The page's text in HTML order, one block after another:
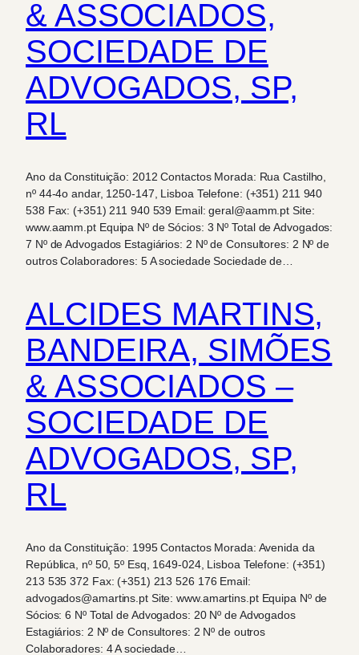
& ASSOCIADOS,
SOCIEDADE DE
ADVOGADOS, SP,
RL
Ano da Constituição: 2012 Contactos Morada: Rua Castilho,
nº 44-4o andar, 1250-147, Lisboa Telefone: (+351) 211 940
538 Fax: (+351) 211 940 539 Email: geral@aamm.pt Site:
www.aamm.pt Equipa Nº de Sócios: 3 Nº Total de Advogados:
7 Nº de Advogados Estagiários: 2 Nº de Consultores: 2 Nº de
outros Colaboradores: 5 A sociedade Sociedade de…
ALCIDES MARTINS,
BANDEIRA, SIMÕES
& ASSOCIADOS –
SOCIEDADE DE
ADVOGADOS, SP,
RL
Ano da Constituição: 1995 Contactos Morada: Avenida da
República, nº 50, 5º Esq, 1649-024, Lisboa Telefone: (+351)
213 535 372 Fax: (+351) 213 526 176 Email:
advogados@amartins.pt Site: www.amartins.pt Equipa Nº de
Sócios: 6 Nº Total de Advogados: 20 Nº de Advogados
Estagiários: 2 Nº de Consultores: 2 Nº de outros
Colaboradores: 4 A sociedade…